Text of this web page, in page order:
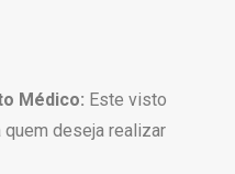
Médico: Este visto
quem deseja realizar